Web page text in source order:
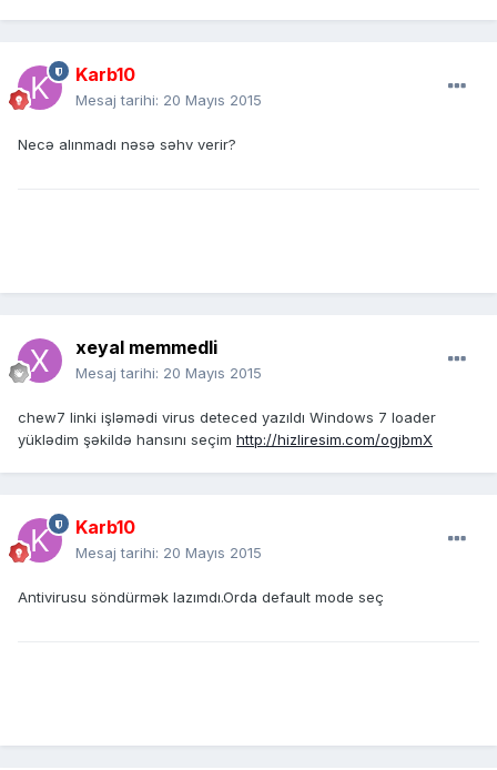
Karb10
Mesaj tarihi: 20 Mayıs 2015
Necə alınmadı nəsə səhv verir?
xeyal memmedli
Mesaj tarihi: 20 Mayıs 2015
chew7 linki işləmədi virus deteced yazıldı Windows 7 loader
yüklədim şəkildə hansını seçim http://hizliresim.com/ogjbmX
Karb10
Mesaj tarihi: 20 Mayıs 2015
Antivirusu söndürmək lazımdı.Orda default mode seç